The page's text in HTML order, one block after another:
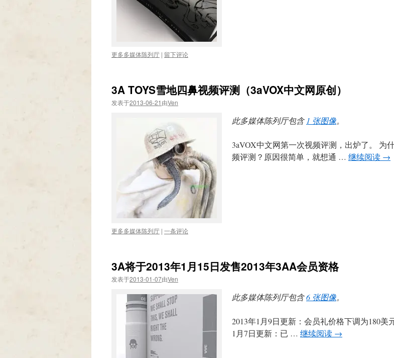
更多多媒体陈列厅 | 留下评论
3A TOYS雪地四鼻视频评测（3aVOX中文网原创）
发表于2013-06-21 由Ven
此多媒体陈列厅包含 1 张图像。
3aVOX中文网第一次视频评测，出炉了。 为
频评测？原因很简单，就想通 … 继续阅读 →
更多多媒体陈列厅 | 一条评论
3A将于2013年1月15日发售2013年3AA会员资格
发表于2013-01-07由Ven
此多媒体陈列厅包含6 张图像。
2013年1月9日更新：会员礼价格下调为180美
1月7日更新：已 … 继续阅读 →